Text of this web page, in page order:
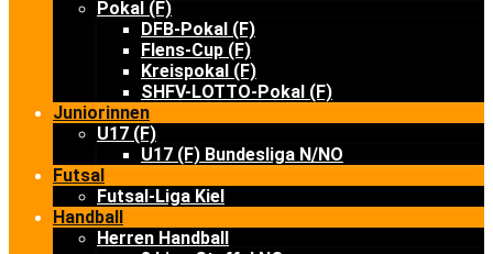
Pokal (F)
DFB-Pokal (F)
Flens-Cup (F)
Kreispokal (F)
SHFV-LOTTO-Pokal (F)
Juniorinnen
U17 (F)
U17 (F) Bundesliga N/NO
Futsal
Futsal-Liga Kiel
Handball
Herren Handball